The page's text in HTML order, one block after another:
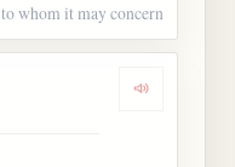
to whom it may concern
Dengarkan